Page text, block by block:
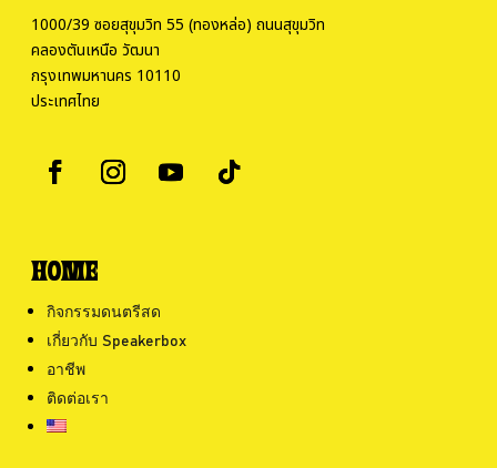
1000/39 ซอยสุขุมวิท 55 (ทองหล่อ) ถนนสุขุมวิท
คลองตันเหนือ วัฒนา
กรุงเทพมหานคร 10110
ประเทศไทย
HOME
กิจกรรมดนตรีสด
เกี่ยวกับ Speakerbox
อาชีพ
ติดต่อเรา